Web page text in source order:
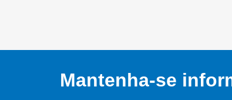
Mantenha-se